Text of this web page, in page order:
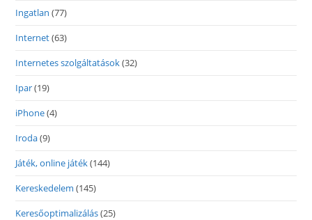
Ingatlan (77)
Internet(63)
Internetes szolgáltatások(32)
Ipar(19)
iPhone(4)
Iroda(9)
Játék, online játék(144)
Kereskedelem (145)
Keresőoptimalizálás(25)